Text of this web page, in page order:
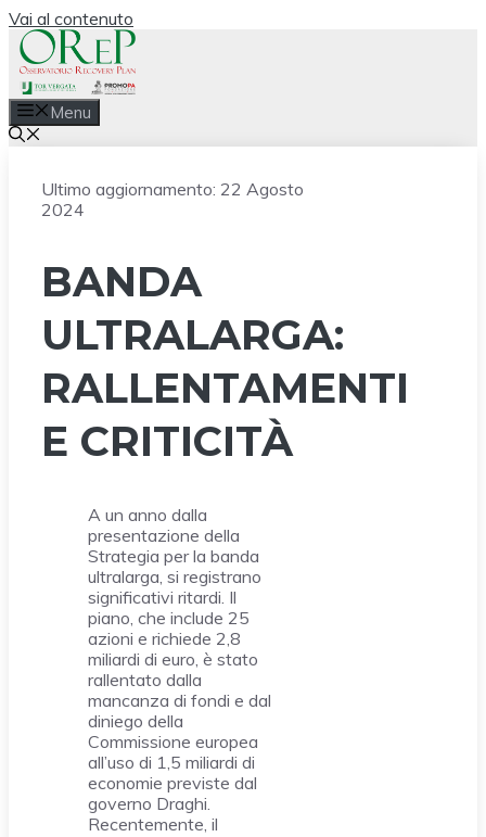
Vai al contenuto
Menu
Ultimo aggiornamento: 22 Agosto
2024
BANDA
ULTRALARGA:
RALLENTAMENTI
E CRITICITÀ
A un anno dalla
presentazione della
Strategia per la banda
ultralarga, si registrano
significativi ritardi. Il
piano, che include 25
azioni e richiede 2,8
miliardi di euro, è stato
rallentato dalla
mancanza di fondi e dal
diniego della
Commissione europea
all’uso di 1,5 miliardi di
economie previste dal
governo Draghi.
Recentemente, il